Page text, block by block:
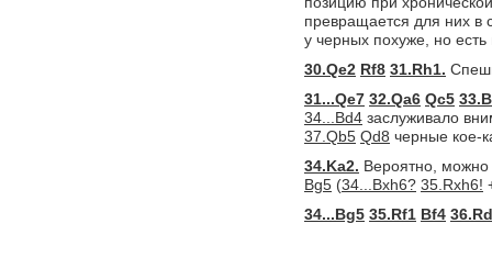
превращается для них
у черных похуже, но
30.Qe2 Rf8 31.Rh1.
31...Qe7 32.Qa6 Qc5
34...Bd4 заслуживало
37.Qb5 Qd8 черные кое-
34.Ka2. Вероятно, можно
Bg5 (34...Bxh6? 35.Rxh6!
34...Bg5 35.Rf1 Bf4